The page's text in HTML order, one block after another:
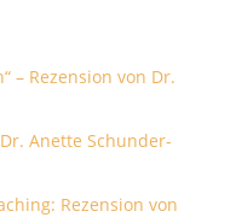
– Rezension von Dr.
Anette Schunder-
Rezension von